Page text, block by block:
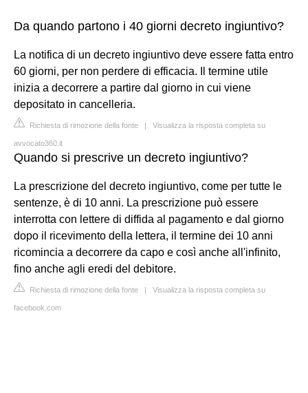
Da quando partono i 40 giorni decreto ingiuntivo?
La notifica di un decreto ingiuntivo deve essere fatta entro
60 giorni, per non perdere di efficacia. Il termine utile
inizia a decorrere a partire dal giorno in cui viene
depositato in cancelleria.
Richiesta di rimozione della fonte | Visualizza la risposta completa su
avvocato360.it
Quando si prescrive un decreto ingiuntivo?
La prescrizione del decreto ingiuntivo, come per tutte le
sentenze, è di 10 anni. La prescrizione può essere
interrotta con lettere di diffida al pagamento e dal giorno
dopo il ricevimento della lettera, il termine dei 10 anni
ricomincia a decorrere da capo e così anche all'infinito,
fino anche agli eredi del debitore.
Richiesta di rimozione della fonte | Visualizza la risposta completa su
facebook.com